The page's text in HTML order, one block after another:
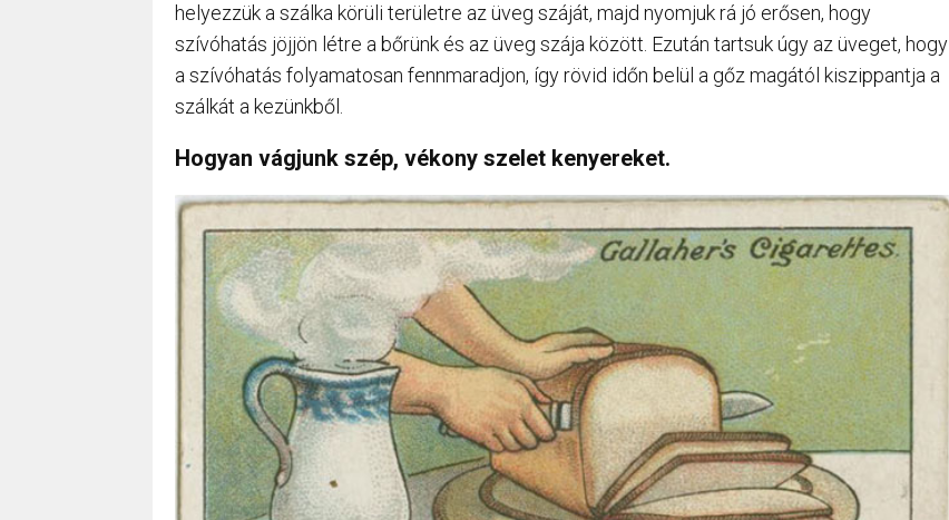
helyezzük a szálka körüli területre az üveg száját, majd nyomjuk rá jó erősen, hogy
szívóhatás jöjjön létre a bőrünk és az üveg szája között. Ezután tartsuk úgy az üveget, hogy
a szívóhatás folyamatosan fennmaradjon, így rövid időn belül a gőz magától kiszippantja a
szálkát a kezünkből.
Hogyan vágjunk szép, vékony szelet kenyereket.